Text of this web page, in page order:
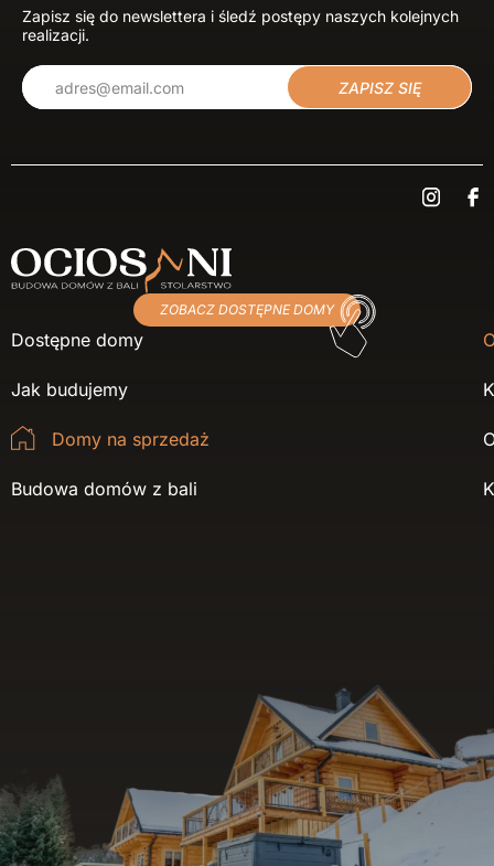
Zapisz się do newslettera i śledź postępy naszych kolejnych
realizacji.
ZAPISZ SIĘ
ZOBACZ DOSTĘPNE DOMY
Dostępne domy
Jak budujemy
Domy na sprzedaż
Budowa domów z bali